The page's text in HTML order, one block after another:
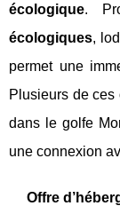
écologique.
écologiques,
permet une
Plusieurs de ces
dans le golfe
une connexion
Offre